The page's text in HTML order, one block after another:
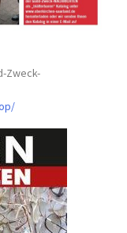
Zweck-